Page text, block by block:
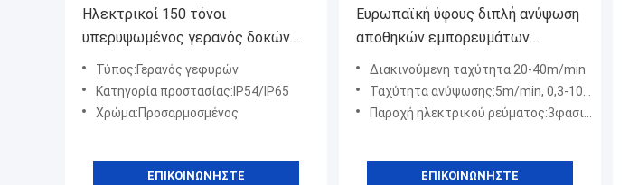
Ηλεκτρικοί 150 τόνοι
υπερυψωμένος γερανός δοκών
Ip54/Ip65 διπλός για τη βαρέων
καθηκόντων ανύψωση
Τύπος:Γερανός γεφυρών
Κατηγορία προστασίας:IP54/IP65
Χρώμα:Προσαρμοσμένος
ΕΠΙΚΟΙΝΩΝΉΣΤΕ
Ευρωπαϊκή ύφους διπλή ανύψωση
αποθηκών εμπορευμάτων
ικανότητας 15t γερανών δοκών
υπερυψωμένη διακινούμενη
Διακινούμενη ταχύτητα:20-40m/min
Ταχύτητα ανύψωσης:5m/min, 0,3-10m/min, προαιρετικά
Παροχή ηλεκτρικού ρεύματος:3φασικό AC 380V 50HZ
ΕΠΙΚΟΙΝΩΝΉΣΤΕ